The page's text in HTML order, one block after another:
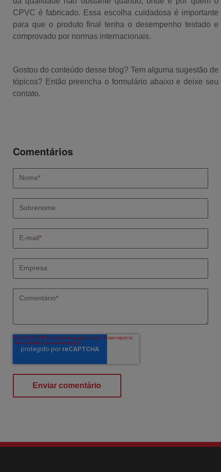
CPVC é fabricado. Essa escolha cuidadosa é importante
para que o produto final tenha o desempenho testado e
comprovado por normas internacionais.
Gostou do conteúdo desse blog? Tem alguma sugestão de
tópicos? Então preencha o formulário abaixo e deixe seu
contato.
Nome*
Sobrenome
E-mail*
Empresa
Comentário*